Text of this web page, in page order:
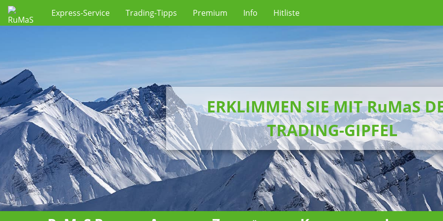
Express-Service Trading-Tipps Premium Info Hitliste
ERKLIMMEN SIE MIT RuMaS
TRADING-GIPFEL